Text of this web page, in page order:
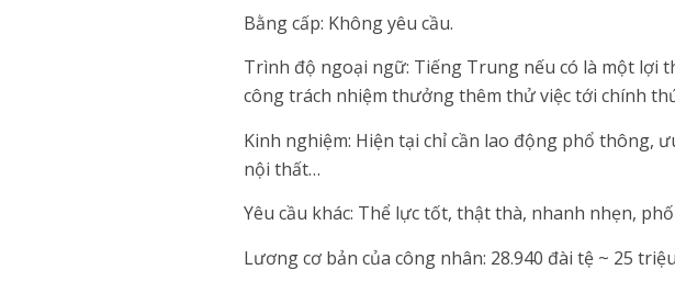
Bằng cấp: Không yêu cầu.
Trình độ ngoại ngữ: Tiếng Trung nếu có là một lợi
công trách nhiệm thưởng thêm thử việc tới chính
Kinh nghiệm: Hiện tại chỉ cần lao động phổ thông,
nội thất…
Yêu cầu khác: Thể lực tốt, thật thà, nhanh nhẹn,
Lương cơ bản của công nhân: 28.940 đài tệ ~ 25